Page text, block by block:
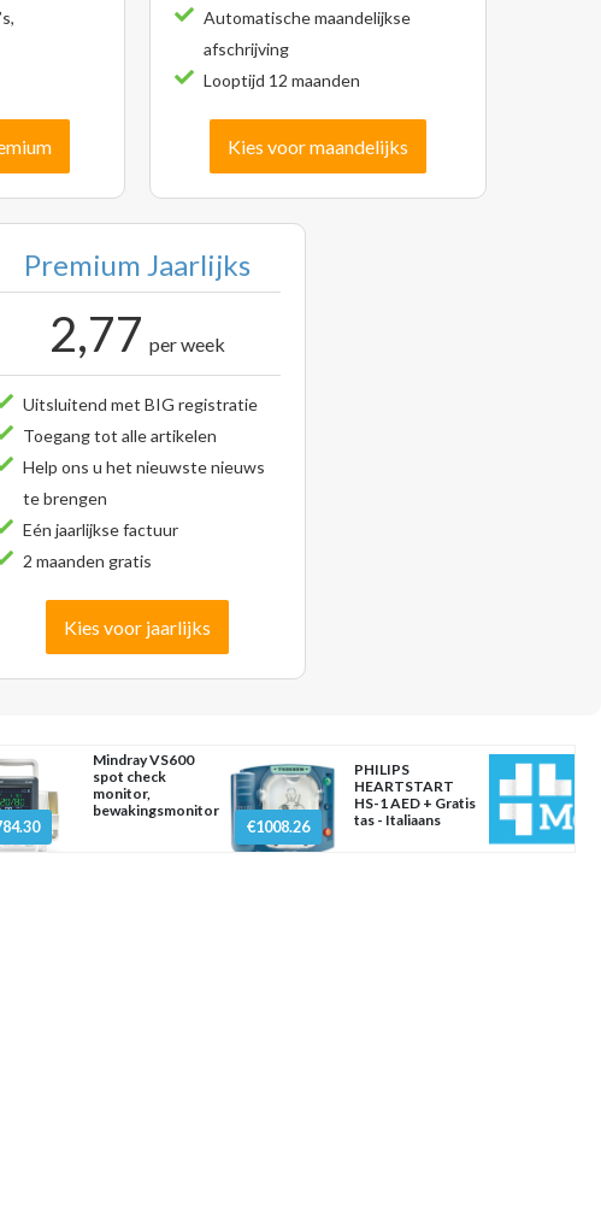
Automatische maandelijkse
afschrijving
Looptijd 12 maanden
Kies voor maandelijks
Premium Jaarlijks
2,77 per week
Uitsluitend met BIG registratie
Toegang tot alle artikelen
Help ons u het nieuwste nieuws
te brengen
Eén jaarlijkse factuur
2 maanden gratis
Kies voor jaarlijks
Mindray VS600
spot check
monitor,
bewakingsmonitor
€1008.26
PHILIPS
HEARTSTART
HS-1 AED + Gratis
tas - Italiaans